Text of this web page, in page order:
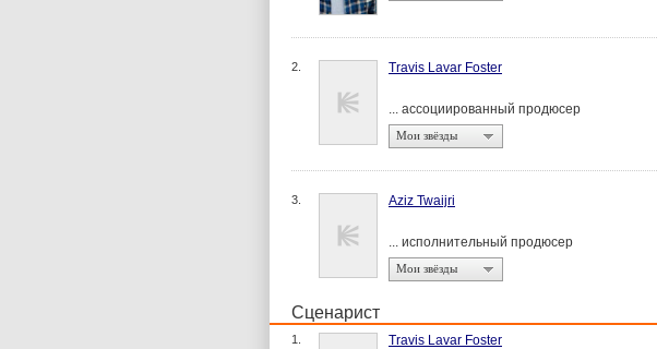
2. Travis Lavar Foster
... ассоциированный продюсер
Мои звёзды
3. Aziz Twaijri
... исполнительный продюсер
Мои звёзды
Сценарист
1. Travis Lavar Foster